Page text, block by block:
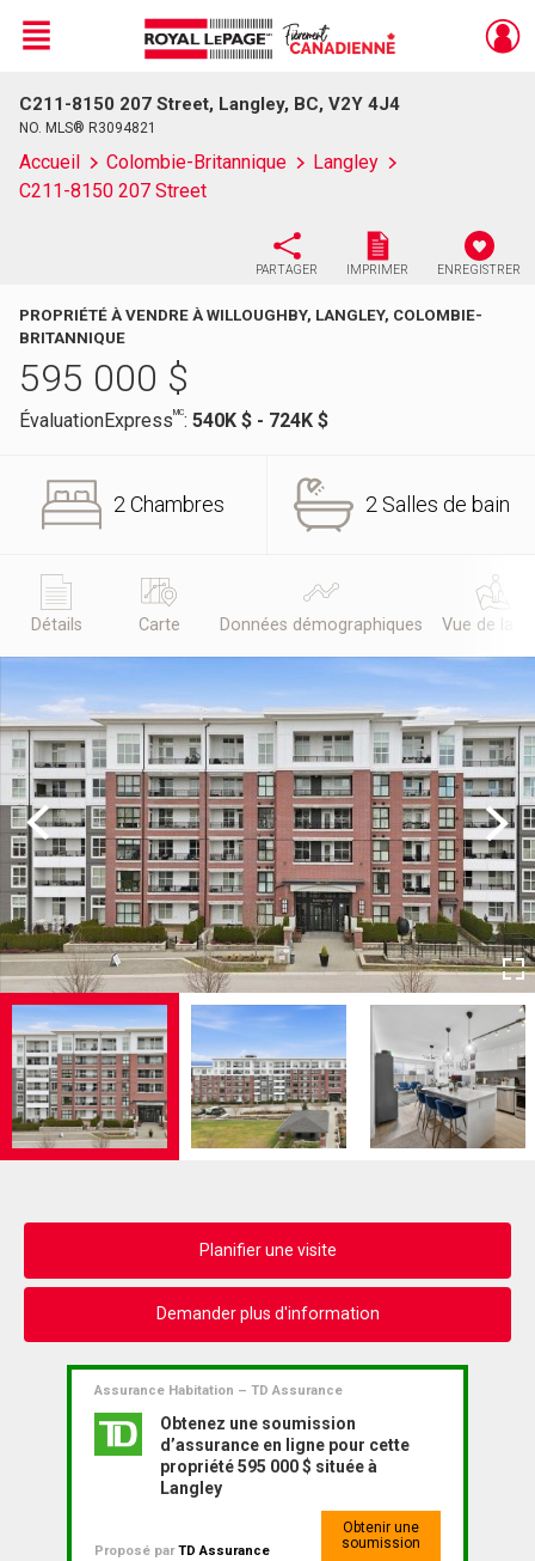
Live
En Direct
Menu
C211-8150 207 Street, Langley, BC, V2Y 4J4
NO. MLS® R3094821
Accueil Colombie-Britannique
Langley
C211-8150 207 Street
PARTAGER IMPRIMER ENREGISTRER
PROPRIÉTÉ À VENDRE À WILLOUGHBY, LANGLEY, COLOMBIE-
BRITANNIQUE
595 000 $
ÉvaluationExpressMC: 540K $ - 724K $
2 Chambres 2 Salles de bain
Détails Carte Données démographiques Vue de la
Previous Next
Planifier une visite
Demander plus d'information
Assurance Habitation – TD Assurance
Obtenez une soumission
d’assurance en ligne pour cette
propriété 595 000 $ située à
Langley
Proposé parTD Assurance
Obtenir une
soumission